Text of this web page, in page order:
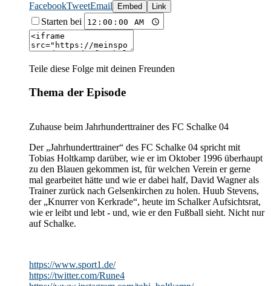
FacebookTweetEmail Embed Link
Starten bei
Teile diese Folge mit deinen Freunden
Thema der Episode
Zuhause beim Jahrhunderttrainer des FC Schalke 04
Der „Jahrhunderttrainer“ des FC Schalke 04 spricht mit
Tobias Holtkamp darüber, wie er im Oktober 1996 überhaupt
zu den Blauen gekommen ist, für welchen Verein er gerne
mal gearbeitet hätte und wie er dabei half, David Wagner als
Trainer zurück nach Gelsenkirchen zu holen. Huub Stevens,
der „Knurrer von Kerkrade“, heute im Schalker Aufsichtsrat,
wie er leibt und lebt - und, wie er den Fußball sieht. Nicht nur
auf Schalke.
https://www.sport1.de/
https://twitter.com/Rune4